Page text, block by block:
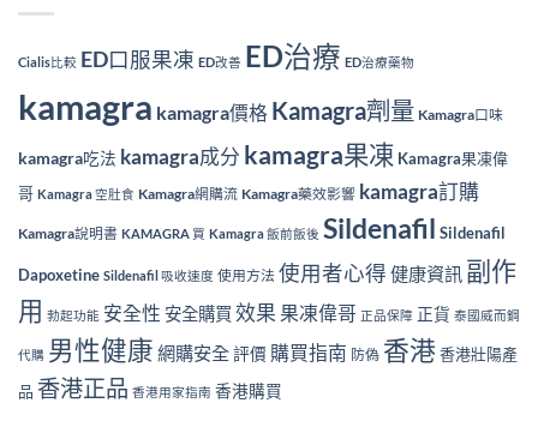
Cialis比較 ED口服果凍 ED改善 ED治療 ED治療藥物
kamagra kamagra價格 Kamagra劑量 Kamagra口味
kamagra吃法 kamagra成分 kamagra果凍 Kamagra果凍偉
哥 Kamagra 空肚食 Kamagra網購流 Kamagra藥效影響 kamagra訂購
Kamagra說明書 KAMAGRA 買 Kamagra 飯前飯後 Sildenafil Sildenafil
Dapoxetine Sildenafil 吸收速度 使用方法 使用者心得 健康資訊 副作
用 勃起功能 安全性 安全購買 效果 果凍偉哥 正品保障 正貨 泰國威而鋼
代購 男性健康 網購安全評價 購買指南 防偽 香港香港壯陽產
品 香港正品 香港用家指南 香港購買